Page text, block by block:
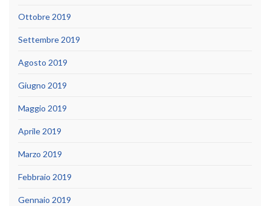
Ottobre 2019
Settembre 2019
Agosto 2019
Giugno 2019
Maggio 2019
Aprile 2019
Marzo 2019
Febbraio 2019
Gennaio 2019